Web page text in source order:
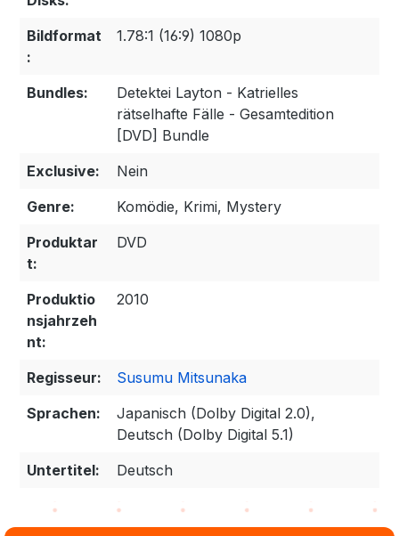
Bildformat
:
1.78:1 (16:9) 1080p
Bundles:
Detektei Layton - Katrielles
rätselhafte Fälle - Gesamtedition
[DVD] Bundle
Exclusive:
Nein
Genre:
Komödie, Krimi, Mystery
Produktar
t:
DVD
Produktio
nsjahrzeh
nt:
2010
Regisseur:
Susumu Mitsunaka
Sprachen:
Japanisch (Dolby Digital 2.0),
Deutsch (Dolby Digital 5.1)
Untertitel:
Deutsch